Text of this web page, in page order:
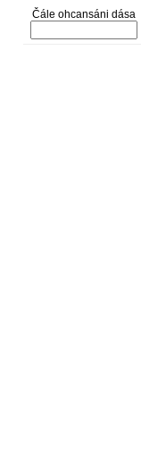
Čále ohcansáni dása